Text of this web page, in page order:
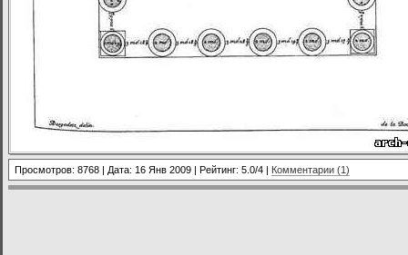
Просмотров: 8768 | Дата: 16 Янв 2009 | Рейтинг: 5.0/4 | Комментарии (1)